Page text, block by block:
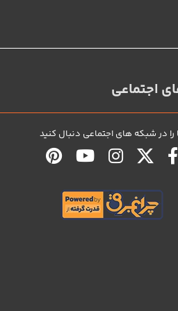
اجتماعی
را در شبکه های اجتماعی دنبال کنید